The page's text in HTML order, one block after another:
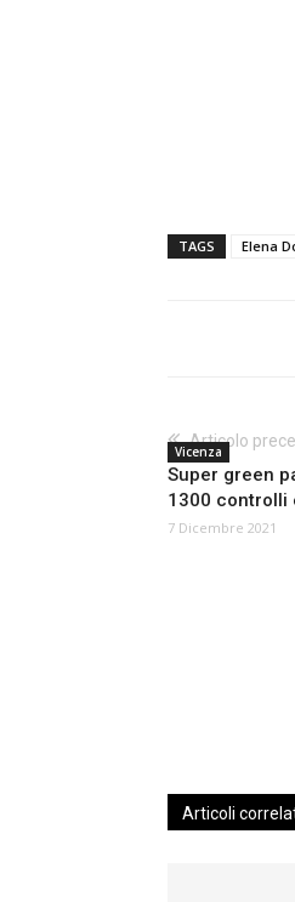
TAGS Elena
Articolo
Vicenza
Super green
1300 controlli
7 Dicembre 2021
Articoli